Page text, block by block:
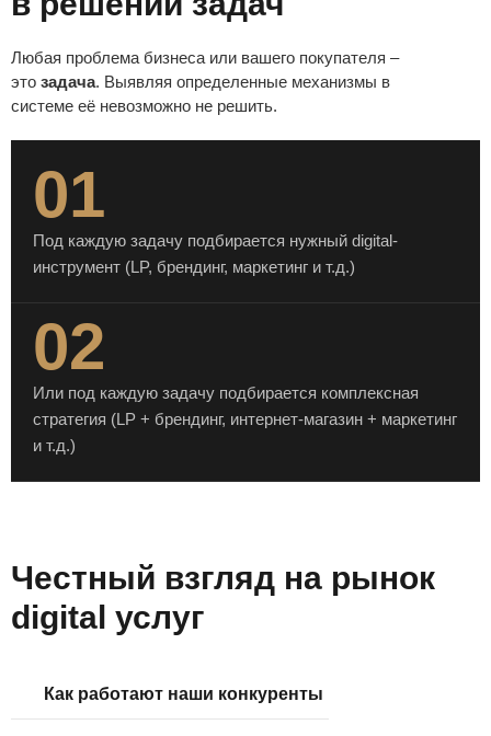
Любая проблема бизнеса или вашего покупателя –
это задача. Выявляя определенные механизмы в
системе её невозможно не решить.
01
Под каждую задачу подбирается нужный digital-
инструмент (LP, брендинг, маркетинг и т.д.)
02
Или под каждую задачу подбирается комплексная
стратегия (LP + брендинг, интернет-магазин + маркетинг
и т.д.)
Честный взгляд на рынок
digital услуг
Как работают наши конкуренты